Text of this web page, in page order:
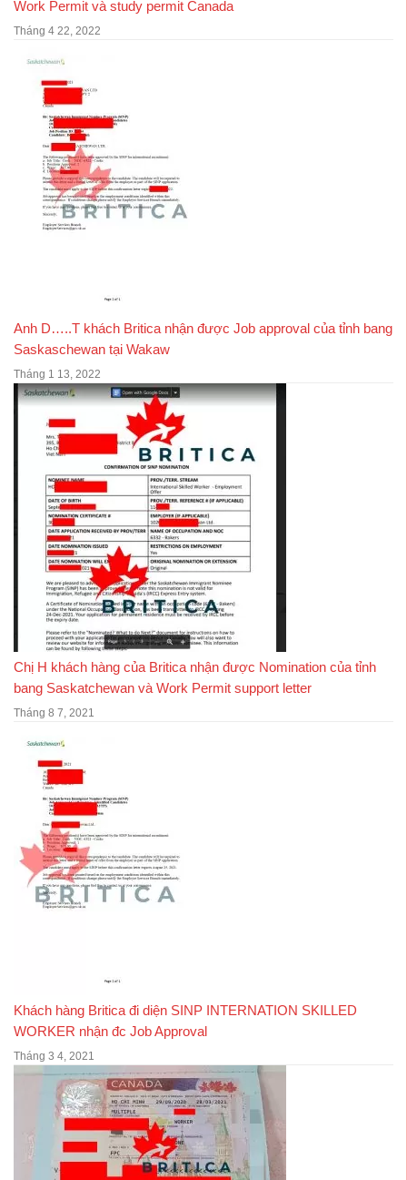
Work Permit và study permit Canada
Tháng 4 22, 2022
Anh D…..T khách Britica nhận được Job approval của tỉnh bang
Saskaschewan tại Wakaw
Tháng 1 13, 2022
Chị H khách hàng của Britica nhận được Nomination của tỉnh
bang Saskatchewan và Work Permit support letter
Tháng 8 7, 2021
Khách hàng Britica đi diện SINP INTERNATION SKILLED
WORKER nhận đc Job Approval
Tháng 3 4, 2021